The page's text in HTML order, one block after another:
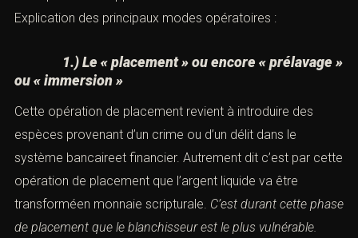
opération deplacement, dedissimulationou de
. ». Attention le concours à l’une de ces
opérations suppose une
des principaux modes opératoires :
1.) Le « placement » ou encore «
prélavage
Cette opération de placement revient à introduire des
espèces provenant d’un crime ou d’un délit dans le